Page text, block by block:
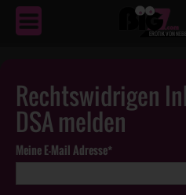
EROTIKVON
Rechtswidrigen
DSA melden
Meine E-Mail Adresse*